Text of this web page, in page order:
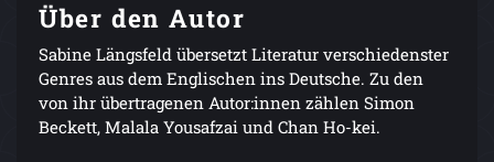
Über den Autor
Sabine Längsfeld übersetzt Literatur verschiedenster
Genres aus dem Englischen ins Deutsche. Zu den
von ihr übertragenen Autor:innen zählen Simon
Beckett, Malala Yousafzai und Chan Ho-kei.